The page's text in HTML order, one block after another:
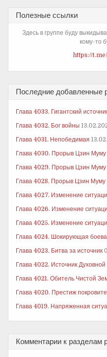
Полезные ссылки
Здесь в группе буду
кому-то
https://
Последние добавленные
Глава 4033. Гигантский
Глава 4032. Бог войны
Глава 4031. Непобедимая
Глава 4030. Прорыв Цзин Муму
Глава 4029. Прорыв Цзин Муму
Глава 4028. Прорыв Цзин Муму
Глава 4027. Изменение
Глава 4026. Изменение
Глава 4025. Изменение
Глава 4024. Шокирующая
Глава 4023. Битва за источник
Глава 4022. Источник
Глава 4021. Обитель Чистой
Глава 4020. Престиж
Глава 4019. Напряженная
Комментарии к разделам